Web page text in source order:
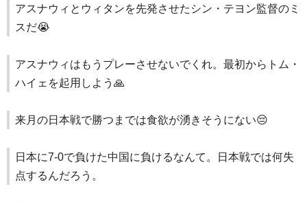
アスナウィとウィタンを先発させたシン・テヨン監督のミ
スだ😭
アスナウィはもうプレーさせないでくれ。最初からトム・
ハイェを起用しよう🙏
来月の日本戦で勝つまでは食欲が湧きそうにない😔
日本に7-0で負けた中国に負けるなんて。日本戦では何失
点するんだろう。